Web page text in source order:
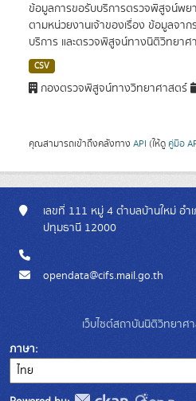
ข้อมูลการขอรับบริการตรวจพิสูจน์พย
ตามหน่วยงานเจ้าของเรื่อง ข้อมูลจา
บริการ และตรวจพิสูจน์ทางนิติวิทยาศ
CSV
กองตรวจพิสูจน์ทางวิทยาศาสตร์
คุณสามารถเข้าถึงคลังทาง API (ให้ดู คู่มือ
เลขที่ 111 หมู่ 4 ตำบลบ้านใหม่ อำ
ปทุมธานี 12000
opendata@cifs.mail.go.th
เว็บไซต์สถาบันนิติวิทยาศ
ภาษา